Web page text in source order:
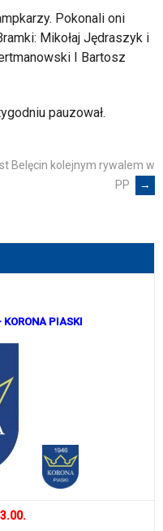
Pokonali oni
Mikołaj Jędraszyk i
I Bartosz
pauzował.
Belęcin kolejnym rywalem w
PP
→
KORONA PIASKI